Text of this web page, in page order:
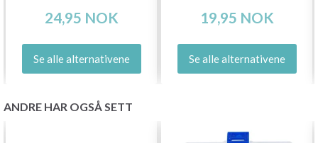
24,95 NOK
Se alle alternativene
19,95 NOK
Se alle alternativene
ANDRE HAR OGSÅ SETT